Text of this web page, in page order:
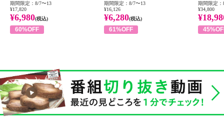
期間限定：8/7〜13
¥17,820
¥6,980(税込)
60%OFF
期間限定：8/7〜13
¥16,126
¥6,280(税込)
61%OFF
期間限定：
¥34,800